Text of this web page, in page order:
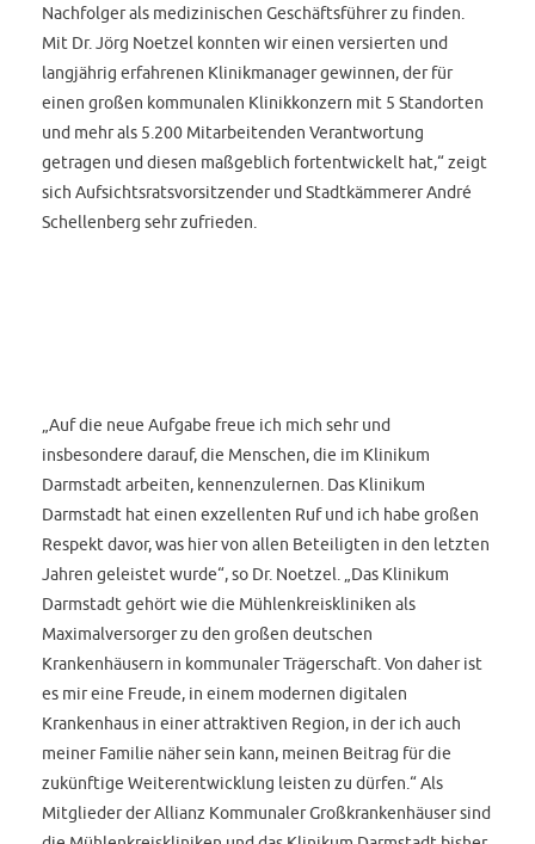
Nachfolger als medizinischen Geschäftsführer zu finden.
Mit Dr. Jörg Noetzel konnten wir einen versierten und
langjährig erfahrenen Klinikmanager gewinnen, der für
einen großen kommunalen Klinikkonzern mit 5 Standorten
und mehr als 5.200 Mitarbeitenden Verantwortung
getragen und diesen maßgeblich fortentwickelt hat,“ zeigt
sich Aufsichtsratsvorsitzender und Stadtkämmerer André
Schellenberg sehr zufrieden.
„Auf die neue Aufgabe freue ich mich sehr und
insbesondere darauf, die Menschen, die im Klinikum
Darmstadt arbeiten, kennenzulernen. Das Klinikum
Darmstadt hat einen exzellenten Ruf und ich habe großen
Respekt davor, was hier von allen Beteiligten in den letzten
Jahren geleistet wurde“, so Dr. Noetzel. „Das Klinikum
Darmstadt gehört wie die Mühlenkreiskliniken als
Maximalversorger zu den großen deutschen
Krankenhäusern in kommunaler Trägerschaft. Von daher ist
es mir eine Freude, in einem modernen digitalen
Krankenhaus in einer attraktiven Region, in der ich auch
meiner Familie näher sein kann, meinen Beitrag für die
zukünftige Weiterentwicklung leisten zu dürfen.“ Als
Mitglieder der Allianz Kommunaler Großkrankenhäuser sind